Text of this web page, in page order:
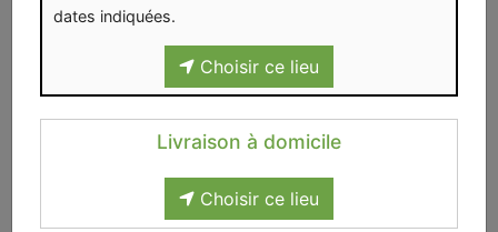
dates indiquées.
Choisir ce lieu
Livraison à domicile
Choisir ce lieu
Panier Sidonie T1